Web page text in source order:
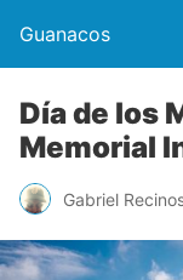
Guanacos
Día de los
Memorial
Gabriel